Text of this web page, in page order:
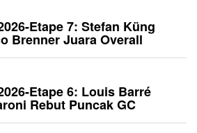
Etape 7: Stefan Küng
Brenner Juara Overall
Etape 6: Louis Barré
Rebut Puncak GC